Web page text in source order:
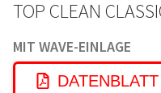
TOP CLEAN
MIT WAVE-EINLAGE
DATENBLATT